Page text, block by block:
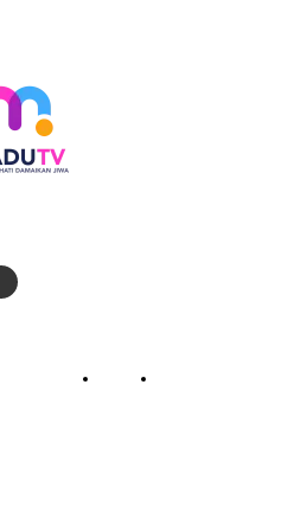
Siber Kontak